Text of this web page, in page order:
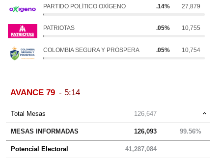
PARTIDO POLÍTICO OXÍGENO .14% 27,879
PATRIOTAS .05% 10,755
COLOMBIA SEGURA Y PRÓSPERA .05% 10,754
AVANCE 79 - 5:14
Total Mesas 126,647
MESAS INFORMADAS 126,093 99.56%
Potencial Electoral 41,287,084